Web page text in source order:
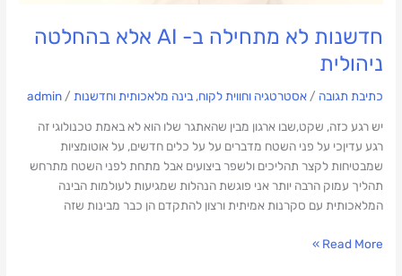
חדשנות לא מתחילה ב- AI אלא בהחלטה
ניהולית
כתיבת תגובה /אסטרטגיה וחווית לקוח,בינה מלאכותית וחדשנות /
admin
יש רגע כזה, שקט,שבו ארגון מבין שהאתגר שלו הוא לא באמת טכנולוגי זה
רגע עדיןכי על פני השטח מדברים על על כלים חדשים, על אוטומציות
שמבטיחות לקצר תהליכים ולשפר ביצועים אבל מתחת לפני השטח מתרחש
תהליך עמוק הרבה יותר אני פוגשת הנהלות שמגיעות לעולמות הבינה
המלאכותית עם סקרנות אמיתית ורצון להתקדם הן כבר מבינות שזה
Read More »